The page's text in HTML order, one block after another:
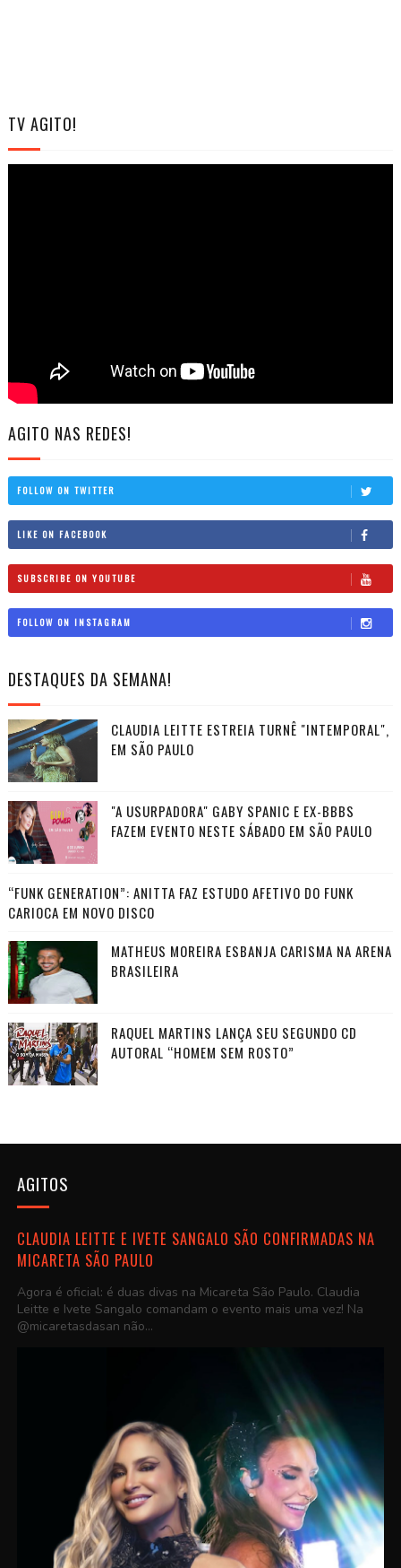
TV AGITO!
AGITO NAS REDES!
FOLLOW ON TWITTER
LIKE ON FACEBOOK
SUBSCRIBE ON YOUTUBE
FOLLOW ON INSTAGRAM
DESTAQUES DA SEMANA!
CLAUDIA LEITTE ESTREIA TURNÊ "INTEMPORAL",
EM SÃO PAULO
"A USURPADORA" GABY SPANIC E EX-BBBS
FAZEM EVENTO NESTE SÁBADO EM SÃO PAULO
“FUNK GENERATION”: ANITTA FAZ ESTUDO AFETIVO DO FUNK
CARIOCA EM NOVO DISCO
MATHEUS MOREIRA ESBANJA CARISMA NA ARENA
BRASILEIRA
RAQUEL MARTINS LANÇA SEU SEGUNDO CD
AUTORAL “HOMEM SEM ROSTO”
AGITOS
CLAUDIA LEITTE E IVETE SANGALO SÃO CONFIRMADAS NA
MICARETA SÃO PAULO
Agora é oficial: é duas divas na Micareta São Paulo. Claudia
Leitte e Ivete Sangalo comandam o evento mais uma vez! Na
@micaretasdasan não...